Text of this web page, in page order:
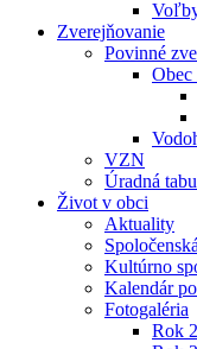
Zverejňovanie
Povinné
VZN
Úradná
Život v obci
Aktuality
Kultúrno
Kalendár
Fotogaléria
Rok